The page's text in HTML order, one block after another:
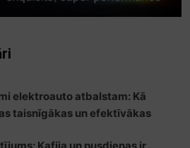
elektroauto atbalstam: Kā
taisnīgākas un efektīvākas